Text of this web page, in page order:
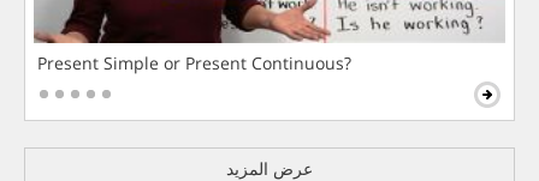
Present Simple or Present Continuous?
عرض المزيد